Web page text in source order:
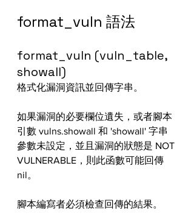
format_vuln 語法
format_vuln (vuln_table,
showall)
格式化漏洞資訊並回傳字串。
如果漏洞的必要欄位遺失，或者腳本
引數 vulns.showall 和 'showall' 字串
參數未設定，並且漏洞的狀態是 NOT
VULNERABLE，則此函數可能回傳
nil。
腳本編寫者必須檢查回傳的結果。